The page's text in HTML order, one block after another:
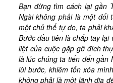
Bạn đừng tìm cách lại gần
Ngài không phải là một đối
một chủ thể tự do, ta phải
Bước đầu tiên là chắp tay
liệt của cuộc gặp gỡ đích
là lúc chúng ta tiến đến gần
lùi bước, khiêm tốn xóa
không phải là một lãnh địa